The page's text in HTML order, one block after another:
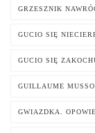
GRZESZNIK
GUCIO SIĘ
GUCIO SIĘ
GUILLAUME MUSSO
GWIAZDKA.